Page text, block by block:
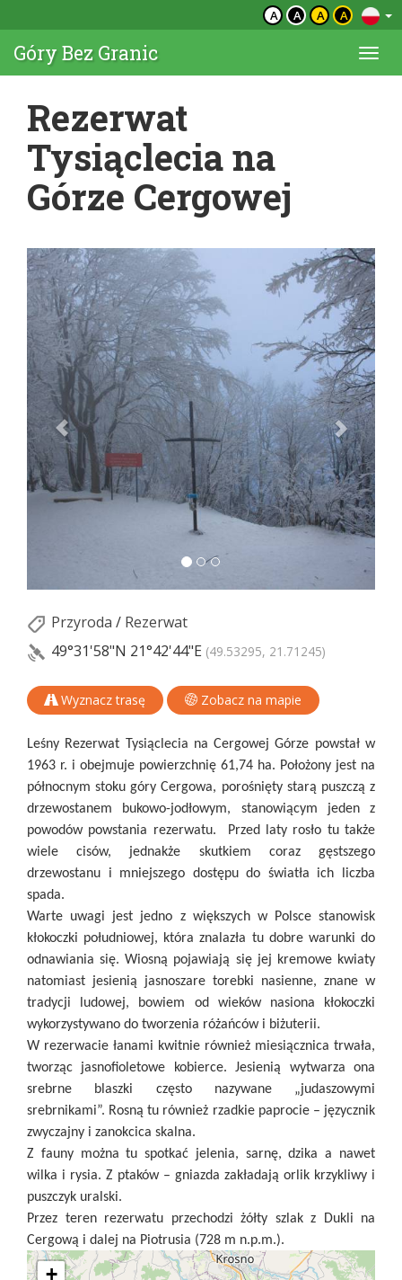
A A A A
Góry Bez Granic
Rezerwat
Tysiąclecia na
Górze Cergowej
Przyroda / Rezerwat
49°31'58"N 21°42'44"E (49.53295, 21.71245)
Wyznacz trasę Zobacz na mapie
Leśny Rezerwat Tysiąclecia na Cergowej Górze powstał w
1963 r. i obejmuje powierzchnię 61,74 ha. Położony jest na
północnym stoku góry Cergowa, porośnięty starą puszczą z
drzewostanem bukowo-jodłowym, stanowiącym jeden z
powodów powstania rezerwatu. Przed laty rosło tu także
wiele cisów, jednakże skutkiem coraz gęstszego
drzewostanu i mniejszego dostępu do światła ich liczba
spada.
Warte uwagi jest jedno z większych w Polsce stanowisk
kłokoczki południowej, która znalazła tu dobre warunki do
odnawiania się. Wiosną pojawiają się jej kremowe kwiaty
natomiast jesienią jasnoszare torebki nasienne, znane w
tradycji ludowej, bowiem od wieków nasiona kłokoczki
wykorzystywano do tworzenia różańców i biżuterii.
W rezerwacie łanami kwitnie również miesiącznica trwała,
tworząc jasnofioletowe kobierce. Jesienią wytwarza ona
srebrne blaszki często nazywane „judaszowymi
srebrnikami”. Rosną tu również rzadkie paprocie – języcznik
zwyczajny i zanokcica skalna.
Z fauny można tu spotkać jelenia, sarnę, dzika a nawet
wilka i rysia. Z ptaków – gniazda zakładają orlik krzykliwy i
puszczyk uralski.
Przez teren rezerwatu przechodzi żółty szlak z Dukli na
Cergową i dalej na Piotrusia (728 m n.p.m.).
+